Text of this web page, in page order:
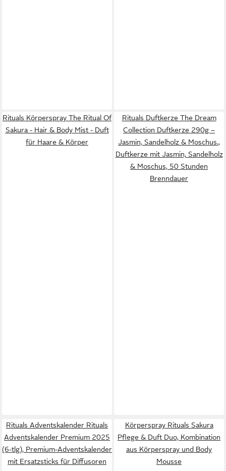
Rituals Körperspray The Ritual Of
Sakura - Hair & Body Mist - Duft
für Haare & Körper
Rituals Duftkerze The Dream
Collection Duftkerze 290g –
Jasmin, Sandelholz & Moschus.,
Duftkerze mit Jasmin, Sandelholz
& Moschus, 50 Stunden
Brenndauer
Rituals Adventskalender Rituals
Adventskalender Premium 2025
(6-tlg), Premium-Adventskalender
mit Ersatzsticks für Diffusoren
Körperspray Rituals Sakura
Pflege & Duft Duo, Kombination
aus Körperspray und Body
Mousse